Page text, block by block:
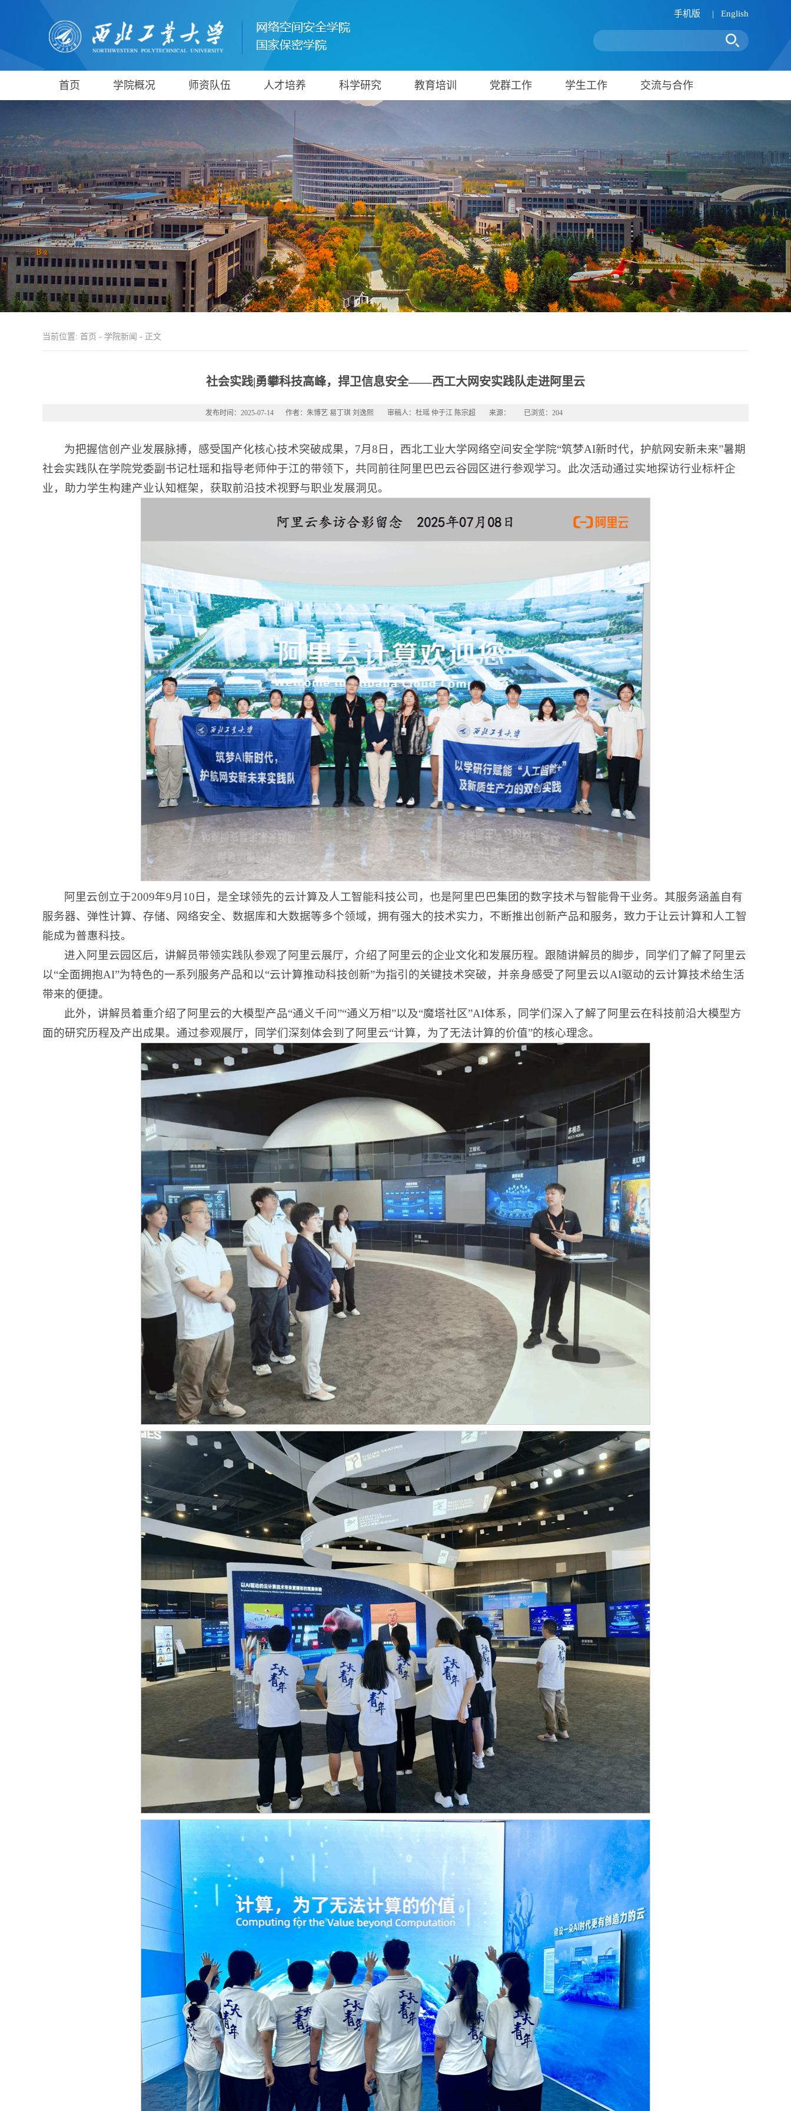
手机版 | English
首页 学院概况 师资队伍 人才培养 科学研究 教育培训 党群工作 学生工作 交流与合作
当前位置: 首页 - 学院新闻 - 正文
社会实践|勇攀科技高峰，捍卫信息安全——西工大网安实践队走进阿里云
发布时间：2025-07-14 作者：朱博艺 易丁琪 刘逸熙 审稿人：杜瑶 仲于江 陈宗超 来源： 已浏览： 204
为把握信创产业发展脉搏，感受国产化核心技术突破成果，7月8日，西北工业大学网络空间安全学院“筑梦AI新时代，护航网安新未来”暑期
社会实践队在学院党委副书记杜瑶和指导老师仲于江的带领下，共同前往阿里巴巴云谷园区进行参观学习。此次活动通过实地探访行业标杆企
业，助力学生构建产业认知框架，获取前沿技术视野与职业发展洞见。
阿里云创立于2009年9月10日，是全球领先的云计算及人工智能科技公司，也是阿里巴巴集团的数字技术与智能骨干业务。其服务涵盖自有
服务器、弹性计算、存储、网络安全、数据库和大数据等多个领域，拥有强大的技术实力，不断推出创新产品和服务，致力于让云计算和人工智
能成为普惠科技。
进入阿里云园区后，讲解员带领实践队参观了阿里云展厅，介绍了阿里云的企业文化和发展历程。跟随讲解员的脚步，同学们了解了阿里云
以“全面拥抱AI”为特色的一系列服务产品和以“云计算推动科技创新”为指引的关键技术突破，并亲身感受了阿里云以AI驱动的云计算技术给生活
带来的便捷。
此外，讲解员着重介绍了阿里云的大模型产品“通义千问”“通义万相”以及“魔塔社区”AI体系，同学们深入了解了阿里云在科技前沿大模型方
面的研究历程及产出成果。通过参观展厅，同学们深刻体会到了阿里云“计算，为了无法计算的价值”的核心理念。